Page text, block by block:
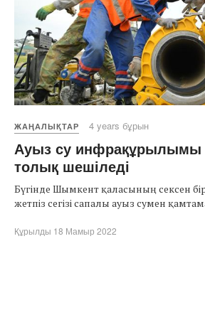
ЖАҢАЛЫҚТАР 4 years бұрын
Ауыз су
толық шешіледі
Бүгінде Шымкент қаласының сексен
жетпіз сегізі сапалы ауыз сумен
Құрылды 18 Мамыр 2022